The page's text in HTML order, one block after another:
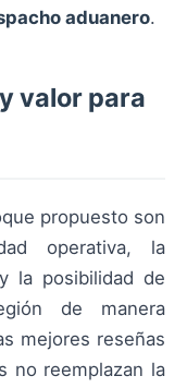
aduanero.
valor para
propuesto son
operativa, la
la posibilidad de
de manera
mejores reseñas
no reemplazan la